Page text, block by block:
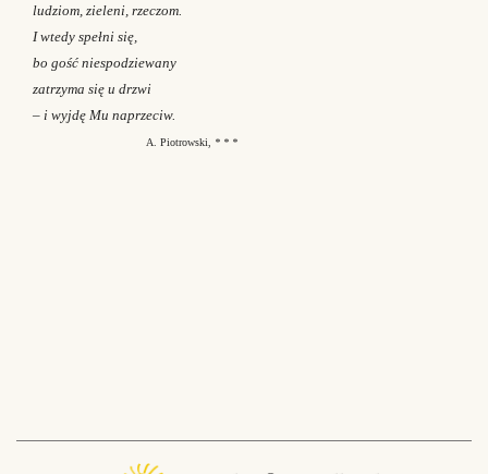
ludziom, zieleni, rzeczom.
I wtedy spełni się,
bo gość niespodziewany
zatrzyma się u drzwi
– i wyjdę Mu naprzeciw.
A. Piotrowski, * * *